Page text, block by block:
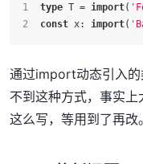
type T = import(
const x: import(
通过import动态引入的
不到这种方式，事实
这么写，等用到了再改。